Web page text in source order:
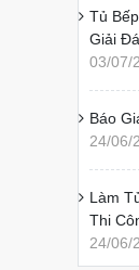
Tủ
Giải
03/07/
Báo
24/06/
Làm
Thi
24/06/